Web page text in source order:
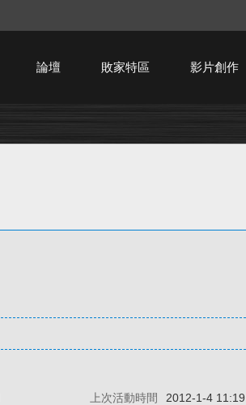
論壇 敗家特區 影片創作
上次活動時間
2012-1-4